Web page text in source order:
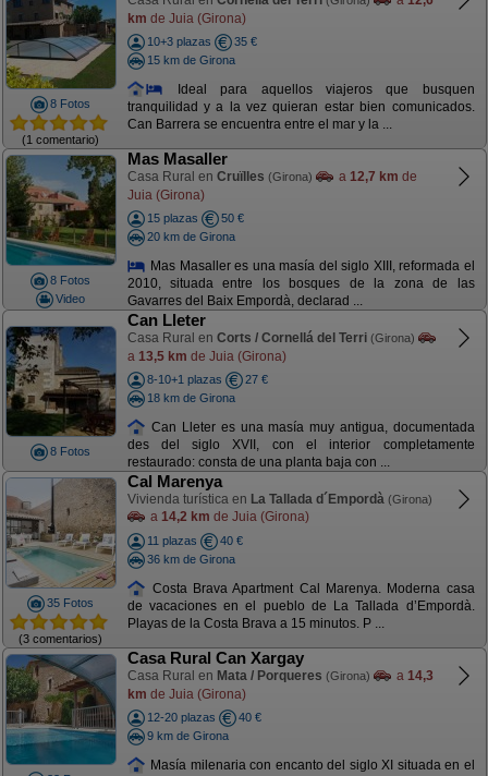
8 Fotos
(1 comentario)
km de Juia (Girona)
10+3 plazas
35 €
15 km de Girona
Ideal para aquellos viajeros que busquen
tranquilidad y a la vez quieran estar bien comunicados.
Can Barrera se encuentra entre el mar y la ...
8 Fotos
Video
Mas Masaller
Casa Rural en Cruïlles (Girona) a 12,7 km de
Juia (Girona)
15 plazas
50 €
20 km de Girona
Mas Masaller es una masía del siglo XIII, reformada el
2010, situada entre los bosques de la zona de las
Gavarres del Baix Empordà, declarad ...
8 Fotos
Can Lleter
Casa Rural en Corts / Cornellá del Terri (Girona)
a 13,5 km de Juia (Girona)
8-10+1 plazas
27 €
18 km de Girona
Can Lleter es una masía muy antigua, documentada
des del siglo XVII, con el interior completamente
restaurado: consta de una planta baja con ...
35 Fotos
(3 comentarios)
Cal Marenya
Vivienda turística en La Tallada d´Empordà (Girona)
a 14,2 km de Juia (Girona)
11 plazas
40 €
36 km de Girona
Costa Brava Apartment Cal Marenya. Moderna casa
de vacaciones en el pueblo de La Tallada d’Empordà.
Playas de la Costa Brava a 15 minutos. P ...
Casa Rural Can Xargay
Casa Rural en Mata / Porqueres (Girona) a 14,3
km de Juia (Girona)
12-20 plazas
40 €
9 km de Girona
Masía milenaria con encanto del siglo XI situada en el